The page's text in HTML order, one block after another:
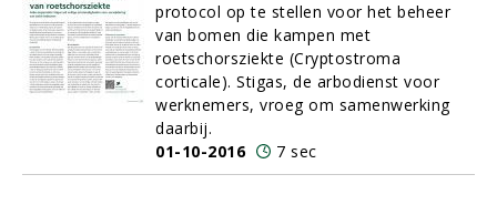
protocol op te stellen voor het beheer
van bomen die kampen met
roetschorsziekte (Cryptostroma
corticale). Stigas, de arbodienst voor
werknemers, vroeg om samenwerking
daarbij.
01-10-2016
7 sec